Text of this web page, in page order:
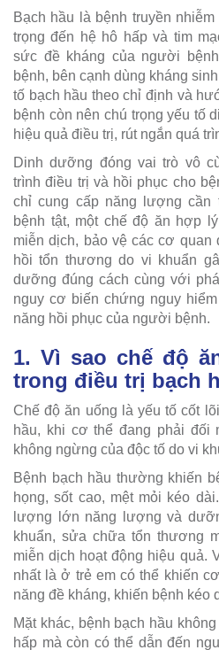
Bạch hầu là bệnh truyền
trọng đến hệ hô hấp và tim
sức đề kháng của người
bệnh, bên cạnh dùng kháng
tố bạch hầu theo chỉ định và
bệnh còn nên chú trọng yếu tố
hiệu quả điều trị, rút ngắn quá
Dinh dưỡng đóng vai trò vô
trình điều trị và hồi phục cho
chỉ cung cấp năng lượng cần
bệnh tật, một chế độ ăn hợp
miễn dịch, bảo vệ các cơ quan
hồi tổn thương do vi khuẩn
dưỡng đúng cách cùng với
nguy cơ biến chứng nguy
năng hồi phục của người bệnh.
1. Vì sao chế độ
trong điều trị bạch
Chế độ ăn uống là yếu tố cốt
hầu, khi cơ thể đang phải đối
không ngừng của độc tố do vi
Bệnh bạch hầu thường khiến
họng, sốt cao, mệt mỏi kéo
lượng lớn năng lượng và
khuẩn, sửa chữa tổn thương
miễn dịch hoạt động hiệu quả.
nhất là ở trẻ em có thể khiến
năng đề kháng, khiến bệnh kéo
Mặt khác, bệnh bạch hầu
hấp mà còn có thể dẫn đến